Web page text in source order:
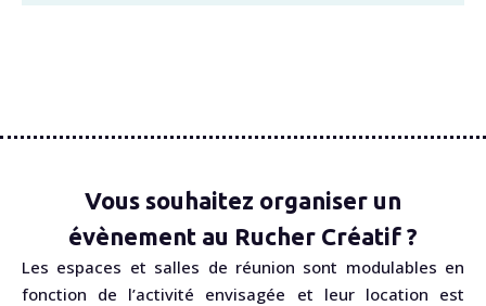
Vous souhaitez organiser un
évènement au Rucher Créatif ?
Les espaces et salles de réunion sont modulables en
fonction de l’activité envisagée et leur location est